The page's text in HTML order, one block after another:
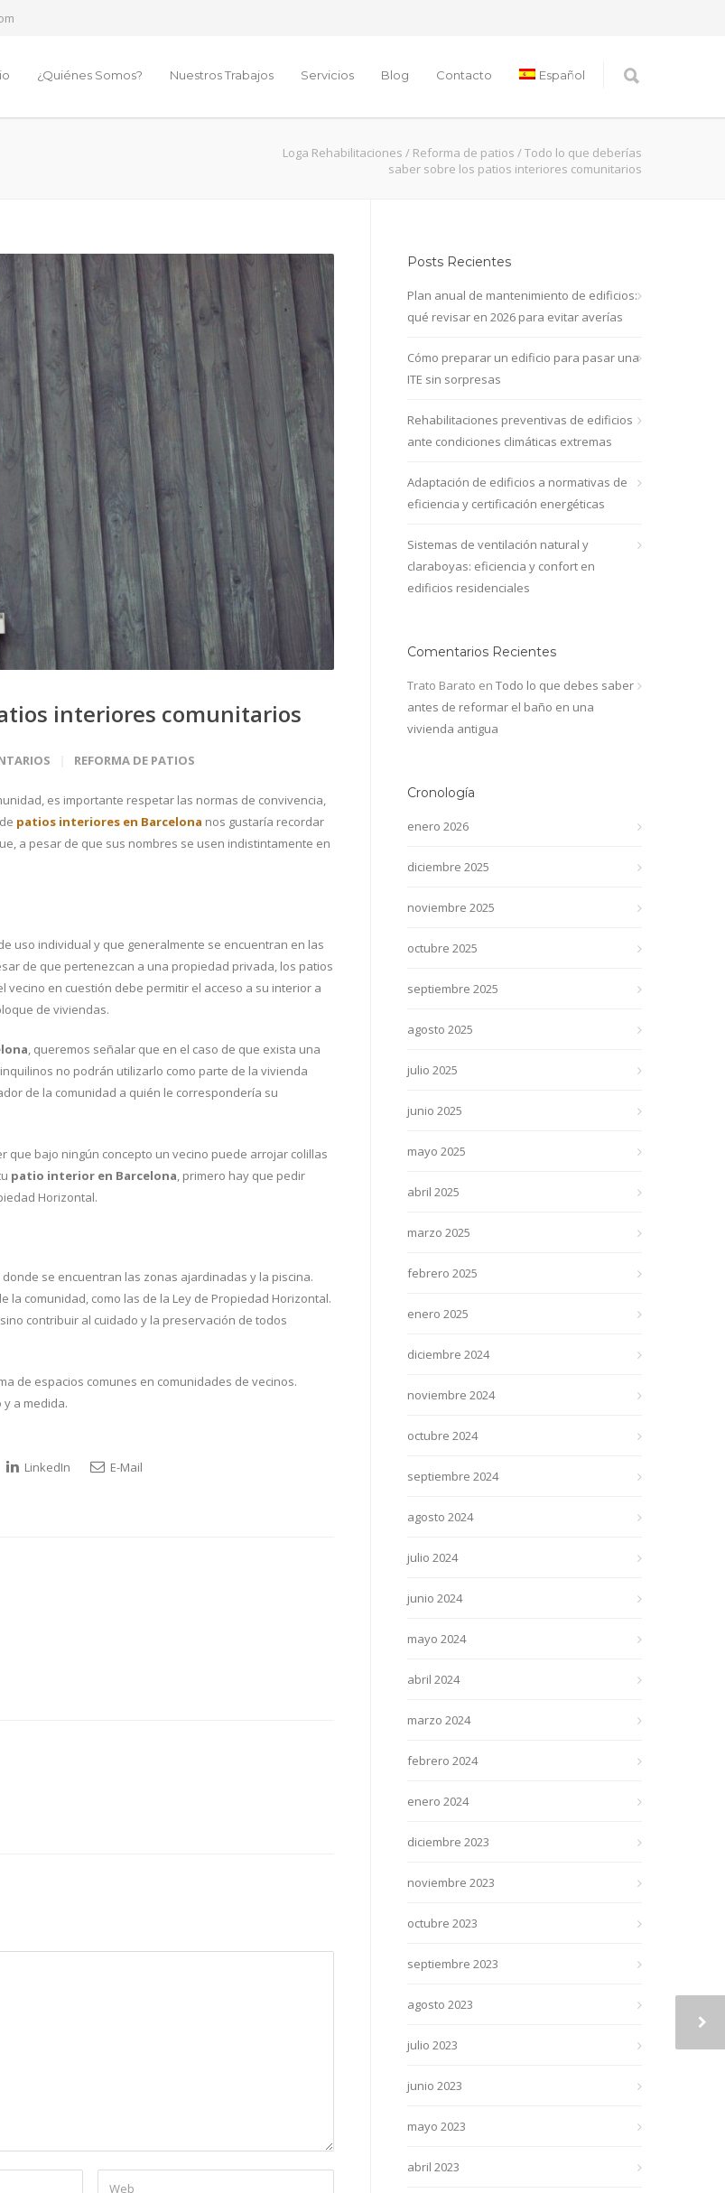
¿Quiénes Somos? Nuestros Trabajos Servicios Blog Contacto Español
Loga Rehabilitaciones / Reforma de patios /Todo lo que deberías
saber sobre los patios interiores comunitarios
interiores comunitarios
REFORMA DE PATIOS
es importante respetar las normas de convivencia,
patios interiores en Barcelona nos gustaría recordar
a pesar de que sus nombres se usen indistintamente en
uso individual y que generalmente se encuentran en las
de que pertenezcan a una propiedad privada, los patios
en cuestión debe permitir el acceso a su interior a
de viviendas.
, queremos señalar que en el caso de que exista una
no podrán utilizarlo como parte de la vivienda
de la comunidad a quién le correspondería su
que bajo ningún concepto un vecino puede arrojar colillas
patio interior en Barcelona, primero hay que pedir
Horizontal.
se encuentran las zonas ajardinadas y la piscina.
comunidad, como las de la Ley de Propiedad Horizontal.
contribuir al cuidado y la preservación de todos
de espacios comunes en comunidades de vecinos.
a medida.
LinkedIn E-Mail
Posts Recientes
Plan anual de mantenimiento de edificios:
qué revisar en 2026 para evitar averías
Cómo preparar un edificio para pasar una
ITE sin sorpresas
Rehabilitaciones preventivas de edificios
ante condiciones climáticas extremas
Adaptación de edificios a normativas de
eficiencia y certificación energéticas
Sistemas de ventilación natural y
claraboyas: eficiencia y confort en
edificios residenciales
Comentarios Recientes
Trato Barato en Todo lo que debes saber
antes de reformar el baño en una
vivienda antigua
Cronología
enero 2026
diciembre 2025
noviembre 2025
octubre 2025
septiembre 2025
agosto 2025
julio 2025
junio 2025
mayo 2025
abril 2025
marzo 2025
febrero 2025
enero 2025
diciembre 2024
noviembre 2024
octubre 2024
septiembre 2024
agosto 2024
julio 2024
junio 2024
mayo 2024
abril 2024
marzo 2024
febrero 2024
enero 2024
diciembre 2023
noviembre 2023
octubre 2023
septiembre 2023
agosto 2023
julio 2023
junio 2023
mayo 2023
abril 2023